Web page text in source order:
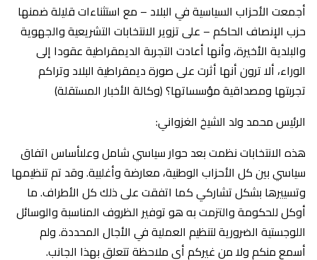
أجمعت الأحزاب السياسية في البلاد – مع استثناءات قليلة ضمنها
حزب الإنصاف الحاكم – على تزوير الانتخابات التشريعية والجهوية
والبلدية الأخيرة، وأنها أعادت التجربة الديمقراطية عقودا إلى
الوراء، ألا ترون أنها أثرت على صورة ديمقراطية البلاد وتراكم
تجربتها ومصداقية مؤسساتها؟ (وكالة الأخبار المستقلة)
الرئيس محمد ولد الشيخ الغزواني:
هذه الانتخابات نظمت بعد حوار سياسي شامل وعلىأساس اتفاق
سياسي بين كل الأحزاب الوطنية، معارضة وأغلبية. وقد تم تنظيمها
وتسييرها بشكل تشاركي كما اتفقت على ذلك كل الأطراف. ما
أوكل للحكومة والتزمت به هو توفير الظروف المناسبة والوسائل
اللوجستية الضرورية لتنظيم العملية في الأجال المحددة. ولم
أسمع منكم ولا من غيركم أي ملاحظة تتعلق بهذا الجانب.